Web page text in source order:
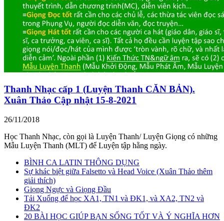
Thanh Nhạc cấp 1 (Luyện Thanh CĂN BẢN).
Xuân Thảo Cập nhật 15-8-2021
26/11/2018
Học Thanh Nhạc, còn gọi là Luyện Thanh/ Luyện Giọng có những
Mẫu Luyện Thanh (MLT) để Luyện tập hằng ngày.
BÌNH CA LATIN THÔNG DỤNG
Sự khác biệt giữa Falsetto và Head Voice (Xuân Thảo thêm
giải thích)
Giọng Ngực và Giọng Đầu
Tải Xuống để học XA1, TN1 và ĐK1, và XA2, TN2 và
ĐK2
20 BÀI HỌC GIÚP BẠN SỐNG TỐT VÀ Ý NGHĨA HƠN